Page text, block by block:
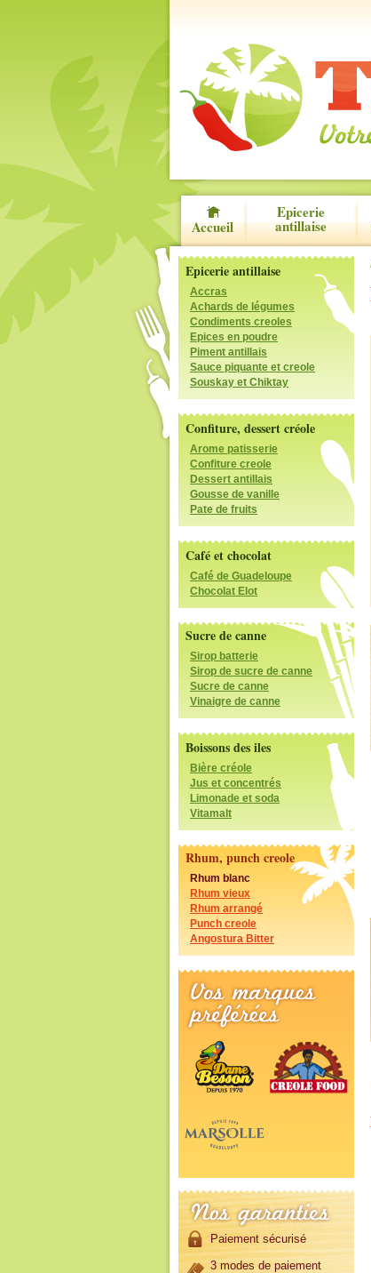
Accueil
Epicerie
antillaise
Epicerie antillaise
Accras
Achards de légumes
Condiments creoles
Epices en poudre
Piment antillais
Sauce piquante et creole
Souskay et Chiktay
Confiture, dessert créole
Arome patisserie
Confiture creole
Dessert antillais
Gousse de vanille
Pate de fruits
Café et chocolat
Café de Guadeloupe
Chocolat Elot
Sucre de canne
Sirop batterie
Sirop de sucre de canne
Sucre de canne
Vinaigre de canne
Boissons des iles
Bière créole
Jus et concentrés
Limonade et soda
Vitamalt
Rhum, punch creole
Rhum blanc
Rhum vieux
Rhum arrangé
Punch creole
Angostura Bitter
Paiement sécurisé
3 modes de paiement